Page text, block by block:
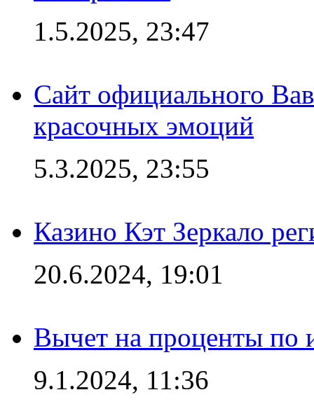
1.5.2025, 23:47
Сайт официального
красочных эмоций
5.3.2025, 23:55
Казино Кэт Зеркало
20.6.2024, 19:01
Вычет на проценты по
9.1.2024, 11:36